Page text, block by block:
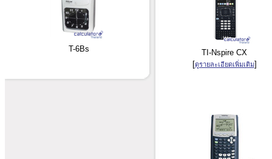
T-6Bs
TI-Nspire CX
[ดูรายละเอียดเพิ่มเติม]